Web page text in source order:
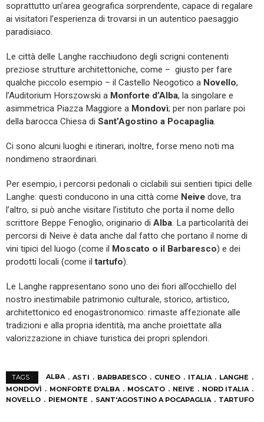
soprattutto un’area geografica sorprendente, capace di regalare
ai visitatori l’esperienza di trovarsi in un autentico paesaggio
paradisiaco.
Le città delle Langhe racchiudono degli scrigni contenenti
preziose strutture architettoniche, come – giusto per fare
qualche piccolo esempio – il Castello Neogotico a Novello,
l’Auditorium Horszowski a Monforte d’Alba, la singolare e
asimmetrica Piazza Maggiore a Mondovì; per non parlare poi
della barocca Chiesa di Sant’Agostino a Pocapaglia.
Ci sono alcuni luoghi e itinerari, inoltre, forse meno noti ma
nondimeno straordinari.
Per esempio, i percorsi pedonali o ciclabili sui sentieri tipici delle
Langhe: questi conducono in una città come Neive dove, tra
l’altro, si può anche visitare l’istituto che porta il nome dello
scrittore Beppe Fenoglio, originario di Alba. La particolarità dei
percorsi di Neive è data anche dal fatto che portano il nome di
vini tipici del luogo (come il Moscato o il Barbaresco) e dei
prodotti locali (come iltartufo).
Le Langhe rappresentano sono uno dei fiori all’occhiello del
nostro inestimabile patrimonio culturale, storico, artistico,
architettonico ed enogastronomico: rimaste affezionate alle
tradizioni e alla propria identità, ma anche proiettate alla
valorizzazione in chiave turistica dei propri splendori.
TAGS : ALBA ASTI BARBARESCO CUNEO ITALIA
LANGHE
MONDOVÌ
MONFORTE D'ALBA MOSCATO NEIVE
NORD ITALIA
NOVELLO
PIEMONTE SANT'AGOSTINO A POCAPAGLIA TARTUFO